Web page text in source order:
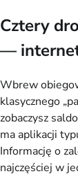
Cztery
—
Wbrew
klasycznego
zobaczysz
ma aplikacji
Informację o
najczęściej w